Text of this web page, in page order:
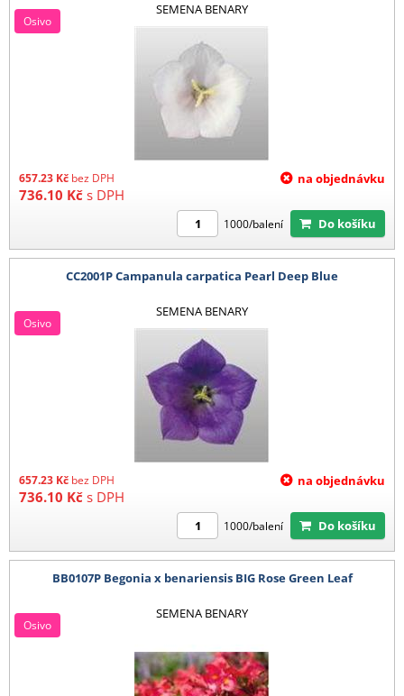
SEMENA BENARY
657.23 Kč bez DPH
736.10 Kč s DPH
Osivo
na objednávku
1000/balení Do košíku
CC2001P Campanula carpatica Pearl Deep Blue
SEMENA BENARY
657.23 Kč bez DPH
736.10 Kč s DPH
Osivo
na objednávku
1000/balení Do košíku
BB0107P Begonia x benariensis BIG Rose Green Leaf
SEMENA BENARY
Osivo